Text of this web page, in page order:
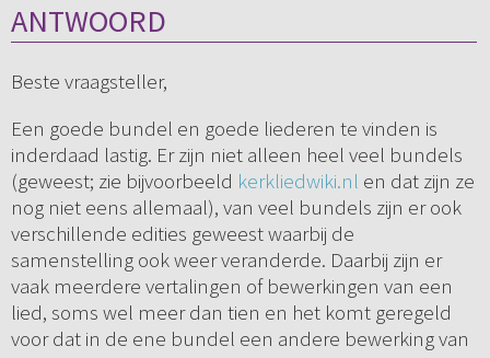
ANTWOORD
Beste vraagsteller,
Een goede bundel en goede liederen te vinden is
inderdaad lastig. Er zijn niet alleen heel veel bundels
(geweest; zie bijvoorbeeld kerkliedwiki.nl en dat zijn ze
nog niet eens allemaal), van veel bundels zijn er ook
verschillende edities geweest waarbij de
samenstelling ook weer veranderde. Daarbij zijn er
vaak meerdere vertalingen of bewerkingen van een
lied, soms wel meer dan tien en het komt geregeld
voor dat in de ene bundel een andere bewerking van